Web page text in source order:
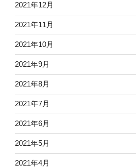
2021年12月
2021年11月
2021年10月
2021年9月
2021年8月
2021年7月
2021年6月
2021年5月
2021年4月